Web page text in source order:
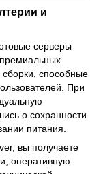
и
серверы
способные
При
о сохранности
питания.
вы получаете
оперативную